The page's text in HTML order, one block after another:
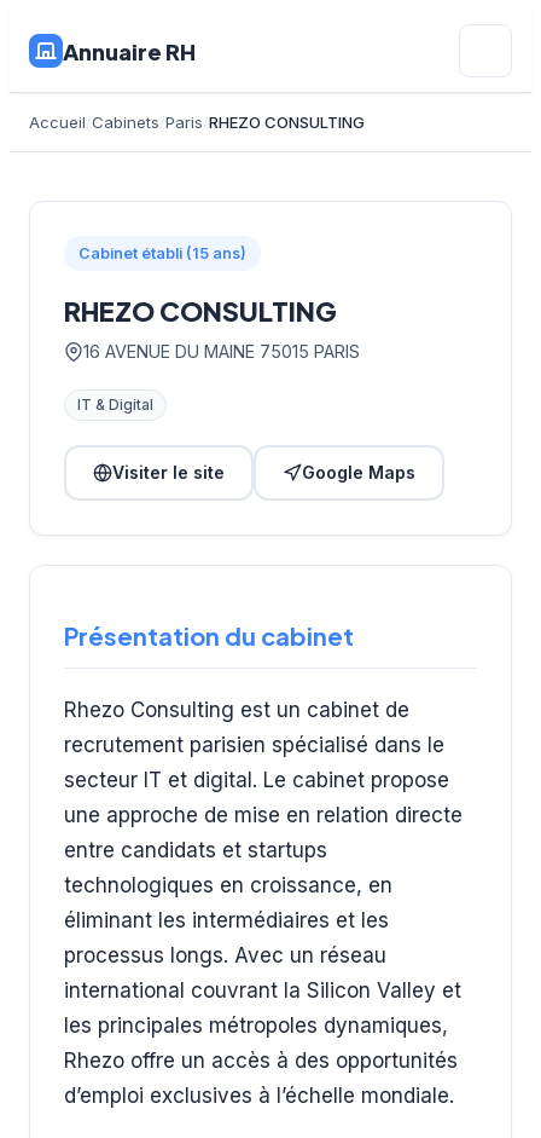
Annuaire RH
Accueil Cabinets Paris RHEZO CONSULTING
Cabinet établi (15 ans)
RHEZO CONSULTING
16 AVENUE DU MAINE 75015 PARIS
IT & Digital
Visiter le site Google Maps
Présentation du cabinet
Rhezo Consulting est un cabinet de
recrutement parisien spécialisé dans le
secteur IT et digital. Le cabinet propose
une approche de mise en relation directe
entre candidats et startups
technologiques en croissance, en
éliminant les intermédiaires et les
processus longs. Avec un réseau
international couvrant la Silicon Valley et
les principales métropoles dynamiques,
Rhezo offre un accès à des opportunités
d’emploi exclusives à l’échelle mondiale.